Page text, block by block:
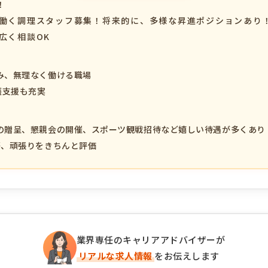
く調理スタッフ募集！将来的に、多様な昇進ポジションあり
く相談OK
、無理なく働ける職場
援も充実
呈、懇親会の開催、スポーツ観戦招待など嬉しい待遇が多くあり
頑張りをきちんと評価
業界専任のキャリアアドバイザーが
リアルな求人情報をお伝えします